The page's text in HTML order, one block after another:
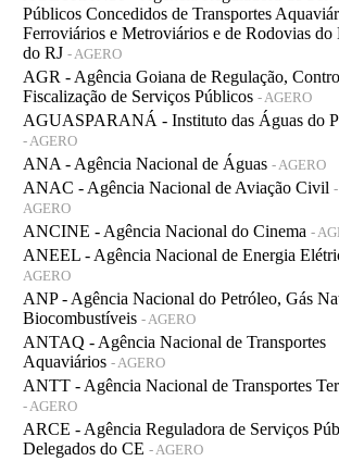
Públicos Concedidos de Transportes
Ferroviários e Metroviários e de Rodovias do
do RJ - AGERO
AGR - Agência Goiana de Regulação,
Fiscalização de Serviços Públicos - AGERO
AGUASPARANÁ - Instituto das Águas do
- AGERO
ANA - Agência Nacional de Águas - AGERO
ANAC - Agência Nacional de Aviação Civil -
AGERO
ANCINE - Agência Nacional do Cinema -
ANEEL - Agência Nacional de Energia
AGERO
ANP - Agência Nacional do Petróleo, Gás
Biocombustíveis - AGERO
ANTAQ - Agência Nacional de Transportes
Aquaviários - AGERO
ANTT - Agência Nacional de Transportes
- AGERO
ARCE - Agência Reguladora de Serviços
Delegados do CE - AGERO